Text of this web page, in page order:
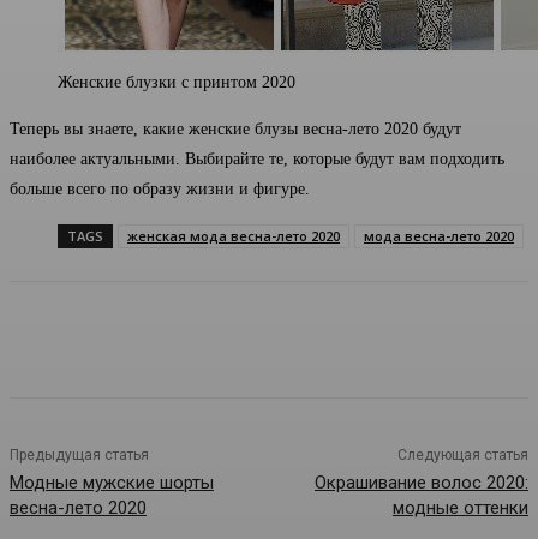
Женские блузки с принтом 2020
Теперь вы знаете, какие женские блузы весна-лето 2020 будут
наиболее актуальными. Выбирайте те, которые будут вам подходить
больше всего по образу жизни и фигуре.
TAGS женская мода весна-лето 2020 мода весна-лето 2020
Предыдущая статья
Модные мужские шорты
весна-лето 2020
Следующая статья
Окрашивание волос 2020:
модные оттенки